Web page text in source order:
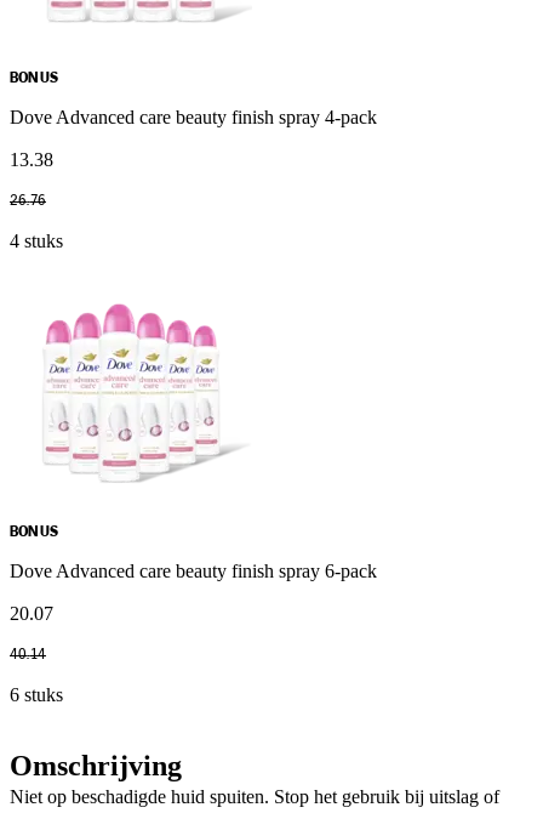
BONUS
Dove Advanced care beauty finish spray 4-pack
13.38
26.76
4 stuks
BONUS
Dove Advanced care beauty finish spray 6-pack
20.07
40.14
6 stuks
Omschrijving
Niet op beschadigde huid spuiten. Stop het gebruik bij uitslag of